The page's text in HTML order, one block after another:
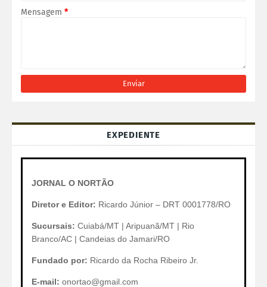
Mensagem *
EXPEDIENTE
JORNAL O NORTÃO
Diretor e Editor: Ricardo Júnior – DRT 0001778/RO
Sucursais: Cuiabá/MT | Aripuanã/MT | Rio
Branco/AC | Candeias do Jamari/RO
Fundado por: Ricardo da Rocha Ribeiro Jr.
E-mail: onortao@gmail.com